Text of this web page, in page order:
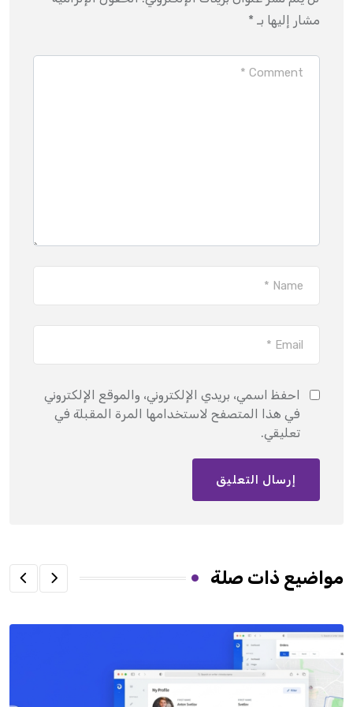
مشار إليها بـ *
احفظ اسمي، بريدي الإلكتروني، والموقع الإلكتروني
في هذا المتصفح لاستخدامها المرة المقبلة في
تعليقي.
مواضيع ذات صلة